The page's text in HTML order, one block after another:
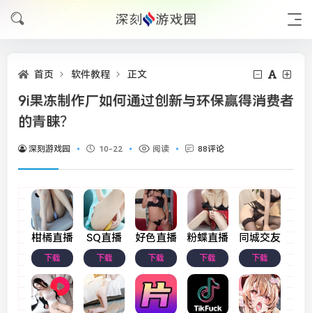
首页 软件教程 正文
9i果冻制作厂如何通过创新与环保赢得消费者
的青睐？
深刻游戏园 10-22 阅读 88评论
柑橘直播
下载
SQ直播
下载
好色直播
下载
粉蝶直播
下载
同城交友
下载